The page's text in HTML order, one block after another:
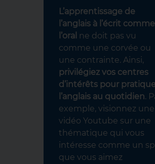
L’apprentissage de
l’anglais à l’écrit
l’oral ne doit pas vu
comme une corvée ou
une contrainte. Ainsi,
privilégiez vos centres
d’intérêts pour
l’anglais au quotidien.
exemple, visionnez une
vidéo Youtube sur une
thématique qui vous
intéresse comme un
que vous aimez